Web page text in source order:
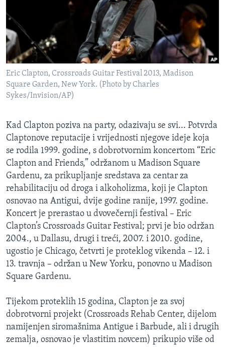
O GLASU AMERIKE
Learning English
PRATITE NAS
Jezici
Eric Clapton, Crossroads Guitar Festival 2013, Madison
Square Garden, New York. (Photo by Charles
Sykes/Invision/AP)
Kad Clapton poziva na party, odazivaju se svi... Potvrda
Claptonove reputacije i vrijednosti njegove ideje koja
se rodila 1999. godine, s dobrotvornim koncertom “Eric
Clapton and Friends,” održanom u Madison Square
Gardenu, za prikupljanje sredstava za centar za
rehabilitaciju od droga i alkoholizma, koji je Clapton
osnovao na Antigui, dvije godine ranije, 1997. godine.
Koncert je prerastao u dvovečernji festival – Eric
Clapton’s Crossroads Guitar Festival; prvi je bio održan
2004., u Dallasu, drugi i treći, 2007. i 2010. godine,
ugostio je Chicago, četvrti je proteklog vikenda – 12. i
13. travnja – održan u New Yorku, ponovno u Madison
Square Gardenu.
Tijekom proteklih 15 godina, Clapton je za svoj
dobrotvorni projekt (Crossroads Rehab Center, dijelom
namijenjen siromašnima Antigue i Barbude, ali i drugih
zemalja, osnovao je vlastitim novcem) prikupio više od